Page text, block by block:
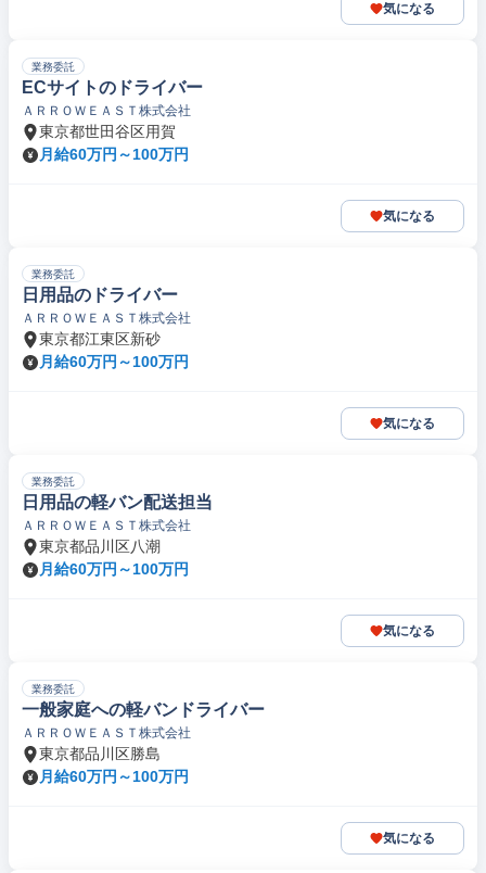
気になる
業務委託
ECサイトのドライバー
ＡＲＲＯＷＥＡＳＴ株式会社
東京都世田谷区用賀
月給60万円～100万円
気になる
業務委託
日用品のドライバー
ＡＲＲＯＷＥＡＳＴ株式会社
東京都江東区新砂
月給60万円～100万円
気になる
業務委託
日用品の軽バン配送担当
ＡＲＲＯＷＥＡＳＴ株式会社
東京都品川区八潮
月給60万円～100万円
気になる
業務委託
一般家庭への軽バンドライバー
ＡＲＲＯＷＥＡＳＴ株式会社
東京都品川区勝島
月給60万円～100万円
気になる